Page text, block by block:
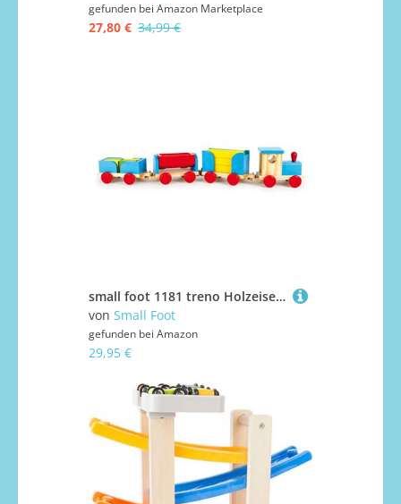
gefunden bei Amazon Marketplace
27,80 € 34,99 €
small foot 1181 treno Holzeisenbahn Bauklötze, Mehrfarbig
von Small Foot
gefunden bei Amazon
29,95 €